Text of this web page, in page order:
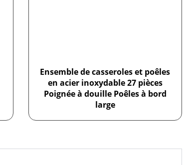
Ensemble de casseroles et poêles
en acier inoxydable 27 pièces
Poignée à douille Poêles à bord
large